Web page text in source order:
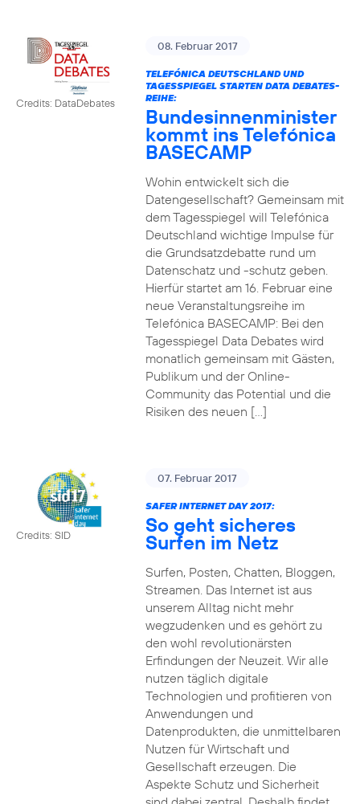
Credits: DataDebates
08. Februar 2017
TELEFÓNICA DEUTSCHLAND UND
TAGESSPIEGEL STARTEN DATA DEBATES-
REIHE:
Bundesinnenminister
kommt ins Telefónica
BASECAMP
Wohin entwickelt sich die
Datengesellschaft? Gemeinsam mit
dem Tagesspiegel will Telefónica
Deutschland wichtige Impulse für
die Grundsatzdebatte rund um
Datenschatz und -schutz geben.
Hierfür startet am 16. Februar eine
neue Veranstaltungsreihe im
Telefónica BASECAMP: Bei den
Tagesspiegel Data Debates wird
monatlich gemeinsam mit Gästen,
Publikum und der Online-
Community das Potential und die
Risiken des neuen […]
Credits: SID
07. Februar 2017
SAFER INTERNET DAY 2017:
So geht sicheres
Surfen im Netz
Surfen, Posten, Chatten, Bloggen,
Streamen. Das Internet ist aus
unserem Alltag nicht mehr
wegzudenken und es gehört zu
den wohl revolutionärsten
Erfindungen der Neuzeit. Wir alle
nutzen täglich digitale
Technologien und profitieren von
Anwendungen und
Datenprodukten, die unmittelbaren
Nutzen für Wirtschaft und
Gesellschaft erzeugen. Die
Aspekte Schutz und Sicherheit